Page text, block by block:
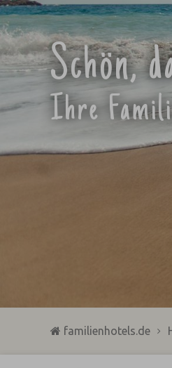
Schön,
Ihre
familienhotels.de